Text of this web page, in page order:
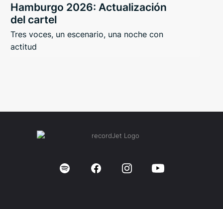
Hamburgo 2026: Actualización
del cartel
Tres voces, un escenario, una noche con
actitud